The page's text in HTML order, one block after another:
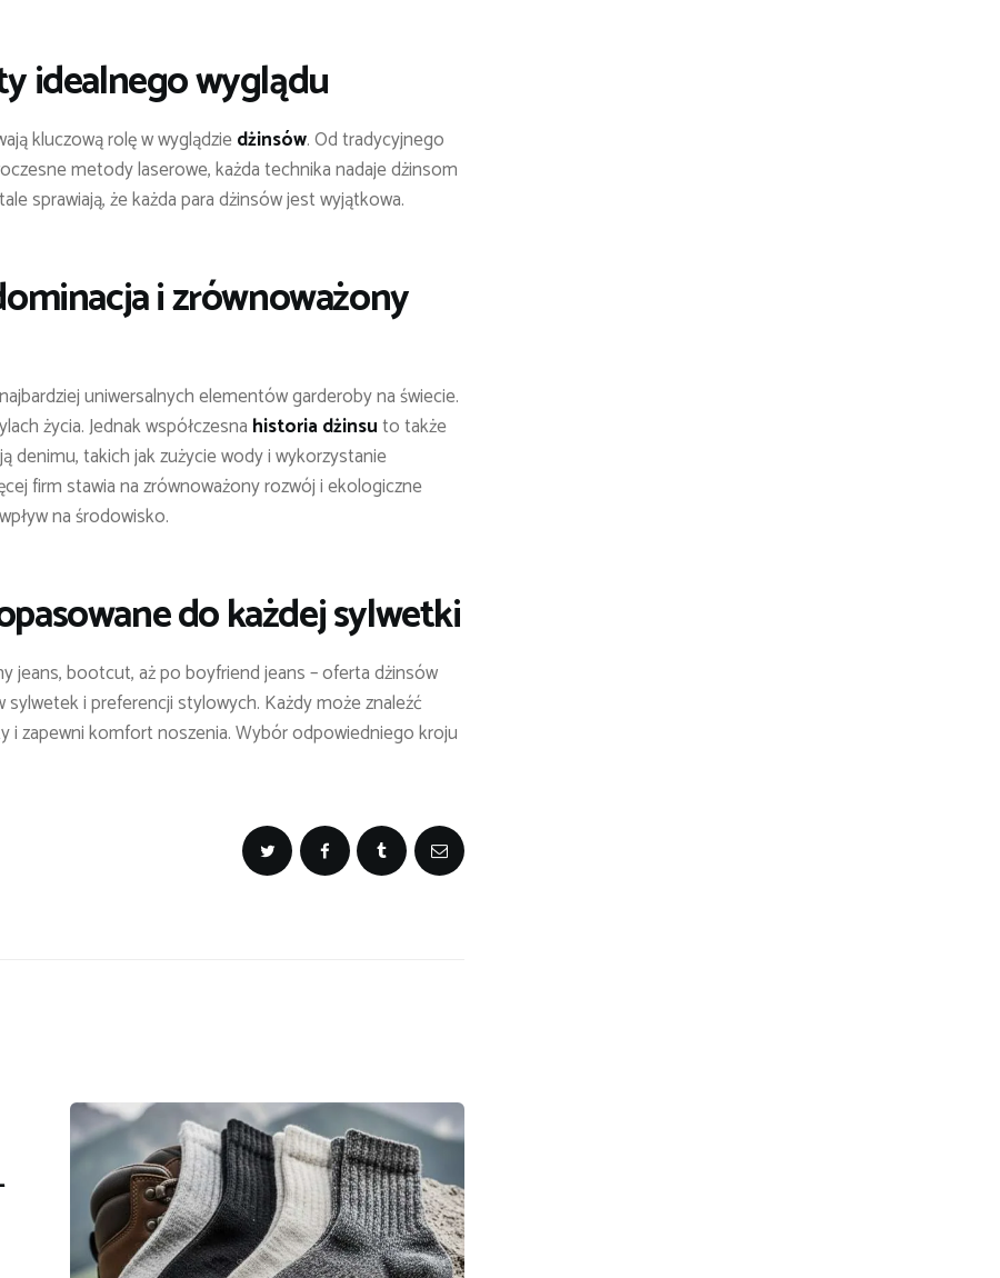
idealnego wyglądu
kluczową rolę w wyglądziedżinsów. Od tradycyjnego
metody laserowe, każda technika nadaje dżinsom
sprawiają, że każda para dżinsów jest wyjątkowa.
i zrównoważony
uniwersalnych elementów garderoby na świecie.
życia. Jednak współczesna historia dżinsuto także
denimu, takich jak zużycie wody i wykorzystanie
firm stawia na zrównoważony rozwój i ekologiczne
na środowisko.
do każdej sylwetki
jeans, bootcut, aż po boyfriend jeans – oferta dżinsów
i preferencji stylowych. Każdy może znaleźć
i zapewni komfort noszenia. Wybór odpowiedniego kroju